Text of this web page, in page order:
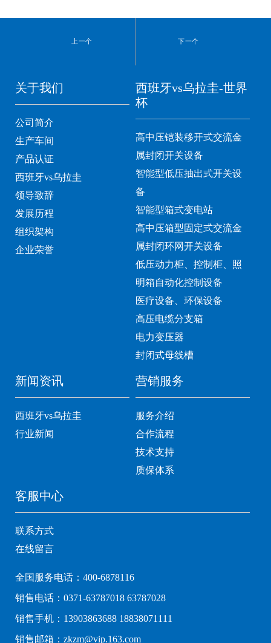
上一个 下一个
关于我们
公司简介
生产车间
产品认证
西班牙vs乌拉圭
领导致辞
发展历程
组织架构
企业荣誉
西班牙vs乌拉圭-世界
杯
高中压铠装移开式交流金
属封闭开关设备
智能型低压抽出式开关设
备
智能型箱式变电站
高中压箱型固定式交流金
属封闭环网开关设备
低压动力柜、控制柜、照
明箱自动化控制设备
医疗设备、环保设备
高压电缆分支箱
电力变压器
封闭式母线槽
新闻资讯
西班牙vs乌拉圭
行业新闻
营销服务
服务介绍
合作流程
技术支持
质保体系
客服中心
联系方式
在线留言
全国服务电话：400-6878116
销售电话：0371-63787018 63787028
销售手机：13903863688 18838071111
销售邮箱：zkzm@vip.163.com